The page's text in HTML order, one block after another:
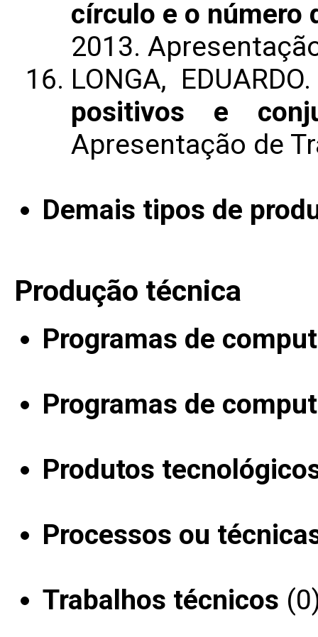
círculo e o número
2013.
LONGA,
positivos e
Apresentação de
Demais tipos de
Produção técnica
Programas de
Programas de
Produtos
Processos ou
Trabalhos técnicos